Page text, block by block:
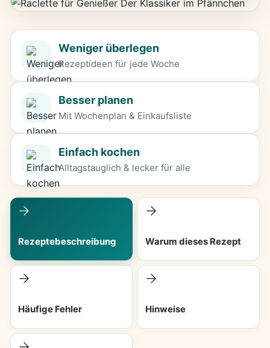
Weniger überlegen
Rezeptideen für jede Woche
Besser planen
Mit Wochenplan & Einkaufsliste
Einfach kochen
Alltagstauglich & lecker für alle
Rezeptebeschreibung Warum dieses Rezept
Häufige Fehler Hinweise